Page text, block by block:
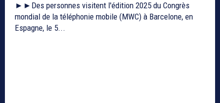
►►Des personnes visitent l'édition 2025 du Congrès
mondial de la téléphonie mobile (MWC) à Barcelone, en
Espagne, le 5...